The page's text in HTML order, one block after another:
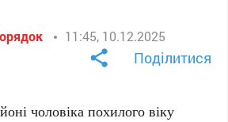
11:45, 10.12.2025
Поділитися
чоловіка похилого віку